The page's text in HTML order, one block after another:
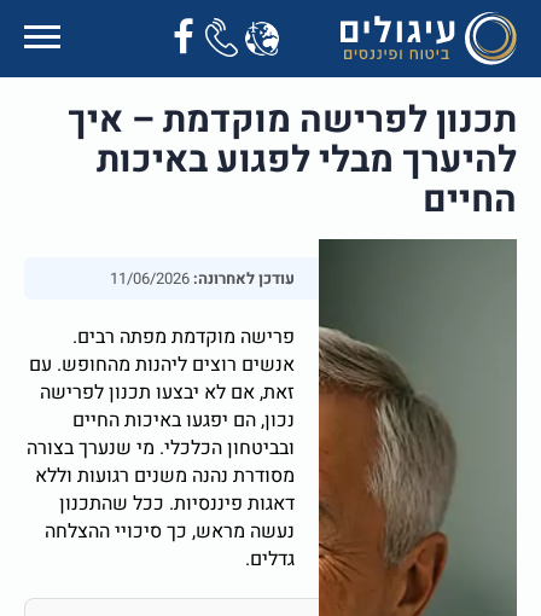
תכנון לפרישה מוקדמת – איך
להיערך מבלי לפגוע באיכות
החיים
עודכן לאחרונה:
פרישה מוקדמת מפתה רבים.
אנשים רוצים ליהנות מהחופש. עם
זאת, אם לא יבצעו תכנון לפרישה
נכון, הם יפגעו באיכות החיים
ובביטחון הכלכלי. מי שנערך בצורה
מסודרת נהנה משנים רגועות וללא
דאגות פיננסיות. ככל שהתכנון
נעשה מראש, כך סיכויי ההצלחה
גדלים.